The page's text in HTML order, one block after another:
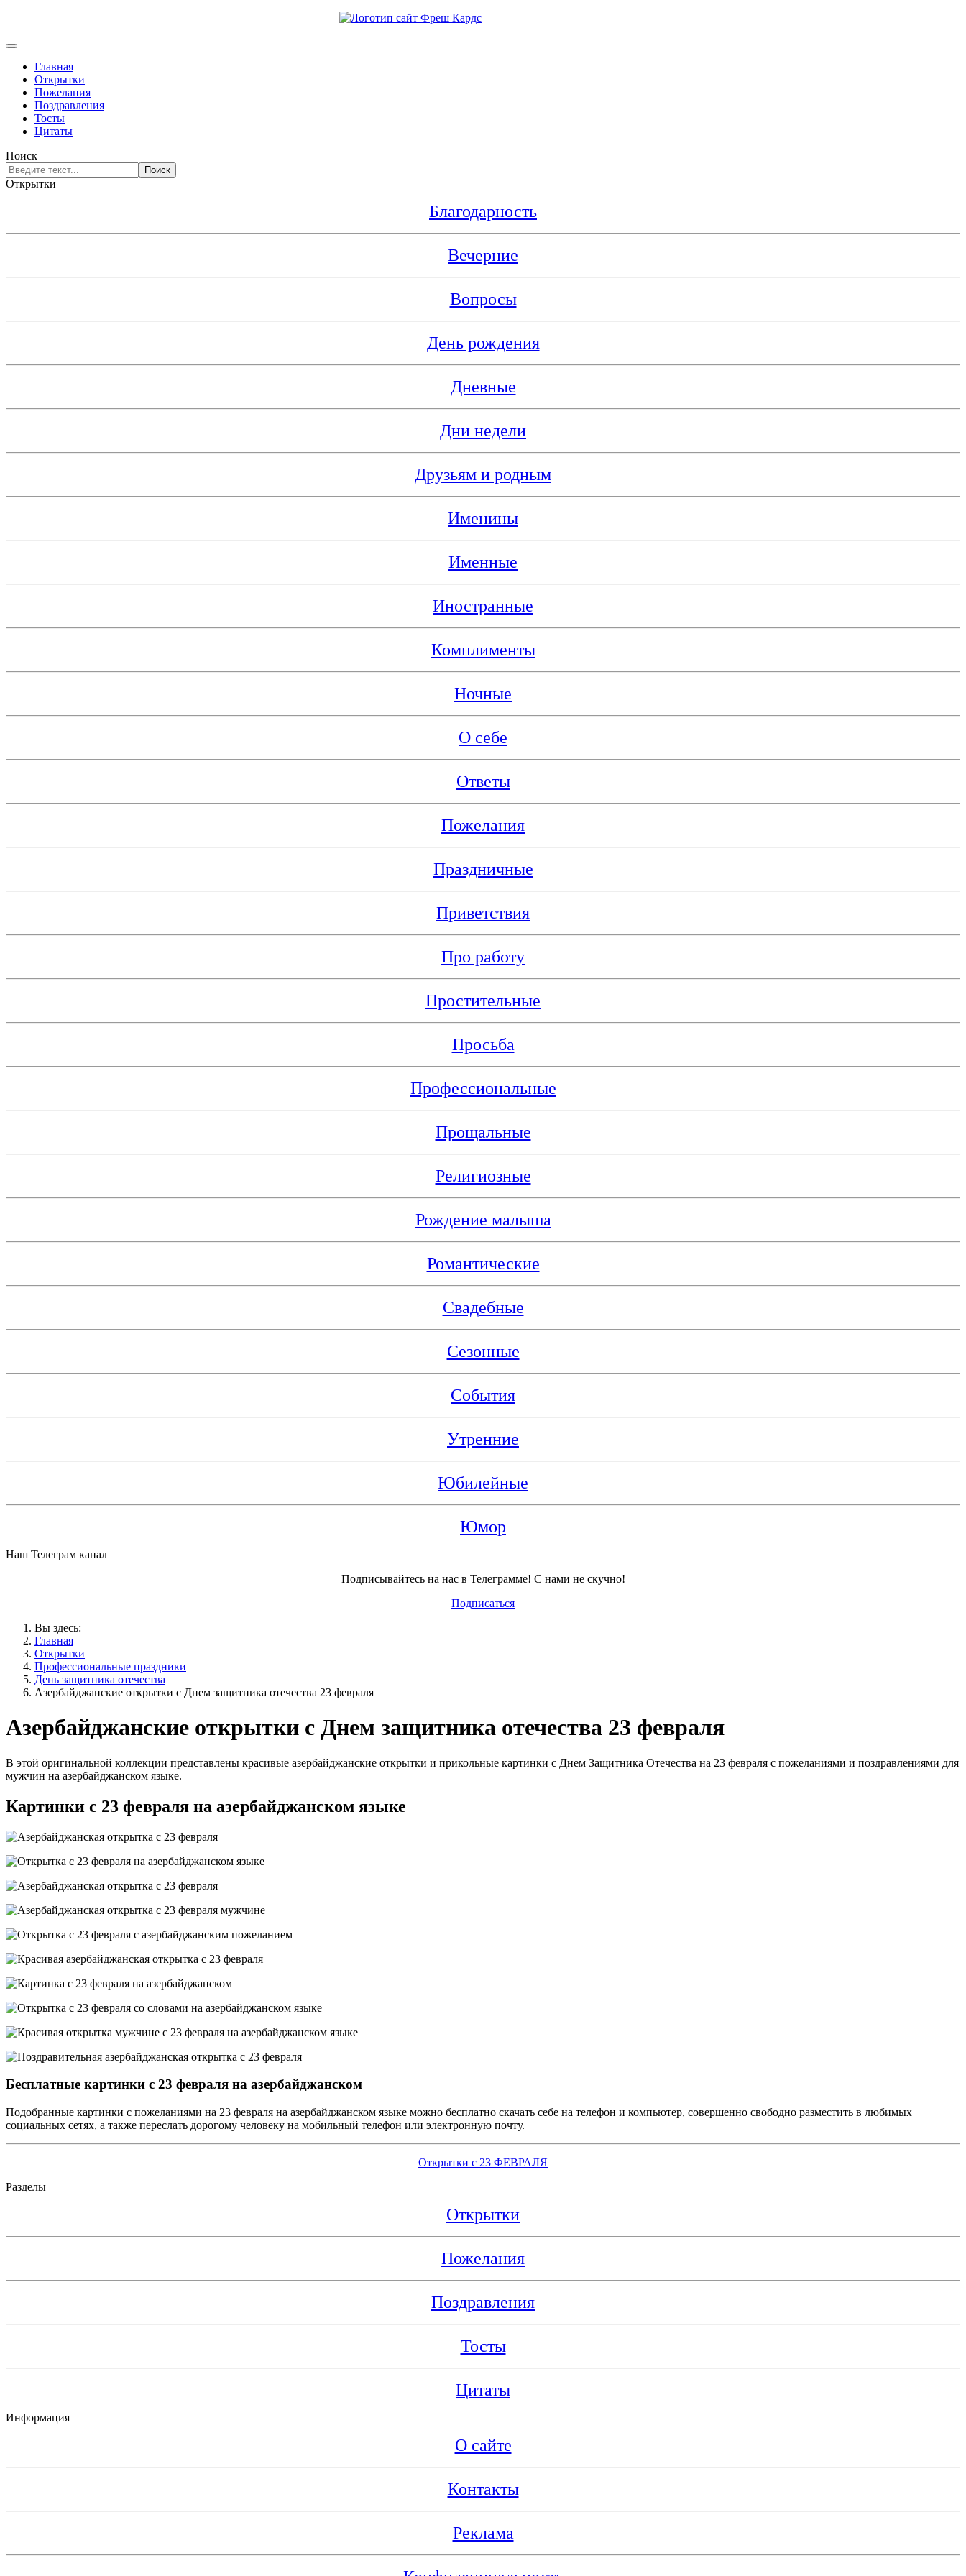
Главная
Открытки
Пожелания
Поздравления
Тосты
Цитаты
Поиск
Поиск
Открытки
Благодарность
Вечерние
Вопросы
День рождения
Дневные
Дни недели
Друзьям и родным
Именины
Именные
Иностранные
Комплименты
Ночные
О себе
Ответы
Пожелания
Праздничные
Приветствия
Про работу
Простительные
Просьба
Профессиональные
Прощальные
Религиозные
Рождение малыша
Романтические
Свадебные
Сезонные
События
Утренние
Юбилейные
Юмор
Наш Телеграм канал
Подписывайтесь на нас в Телеграмме! С нами не скучно!
Подписаться
Вы здесь:
Главная
Открытки
Профессиональные праздники
День защитника отечества
Азербайджанские открытки с Днем защитника отечества 23 февраля
Азербайджанские открытки с Днем защитника отечества 23 февраля
В этой оригинальной коллекции представлены красивые азербайджанские открытки и прикольные картинки с Днем Защитника Отечества на 23 февраля с пожеланиями и поздравлениями для
мужчин на азербайджанском языке.
Картинки с 23 февраля на азербайджанском языке
Бесплатные картинки с 23 февраля на азербайджанском
Подобранные картинки с пожеланиями на 23 февраля на азербайджанском языке можно бесплатно скачать себе на телефон и компьютер, совершенно свободно разместить в любимых
социальных сетях, а также переслать дорогому человеку на мобильный телефон или электронную почту.
Открытки с 23 ФЕВРАЛЯ
Разделы
Открытки
Пожелания
Поздравления
Тосты
Цитаты
Информация
О сайте
Контакты
Реклама